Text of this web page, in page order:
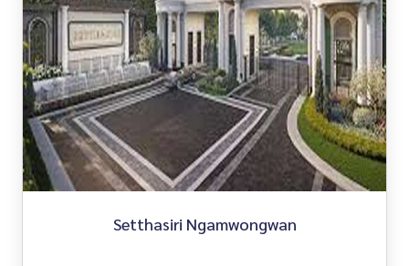
Setthasiri Ngamwongwan